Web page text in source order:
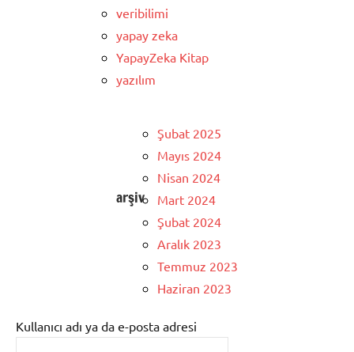
veribilimi
yapay zeka
YapayZeka Kitap
yazılım
arşiv
Şubat 2025
Mayıs 2024
Nisan 2024
Mart 2024
Şubat 2024
Aralık 2023
Temmuz 2023
Haziran 2023
Kullanıcı adı ya da e-posta adresi